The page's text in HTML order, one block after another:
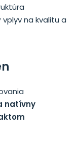
na kvalitu a
natívny